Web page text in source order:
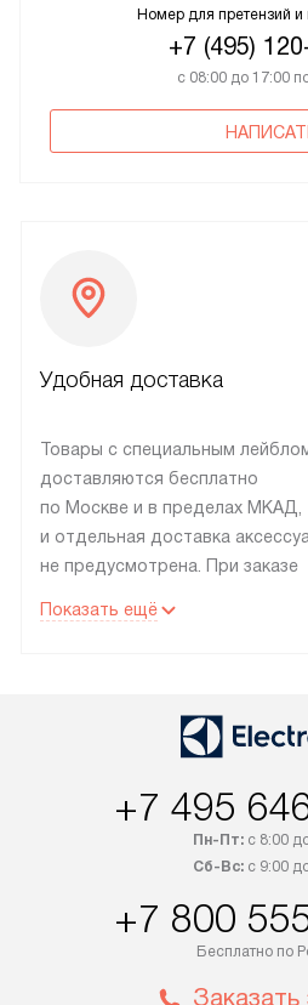
Номер для претензий
+7 (495)
с 08:00 до 17:00
Удобная доставка
Товары с специальным
доставляются бесплатно
по Москве и в пределах МКАД,
и отдельная доставка
не предусмотрена. При заказе
рекомендуем обсудить
со статусом «В наличии» могут
быть отправлены покупателю
интересен товар «Под заказ»,
обсудите возможность его
приобретения с менеджером
доставляются бесплатно
по Москве в пределах МКАД,
Показать ещё
+7 495
Пн-Пт:с 8:00
Сб-Вс:с 9:00
+7 800
Бесплатно по
Заказать